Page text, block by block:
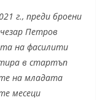
г., преди броени
Петров
на фасилити
в стартъп
на младата
месеци